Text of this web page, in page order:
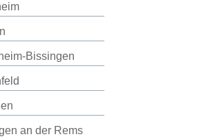
Bissingen
an der Rems